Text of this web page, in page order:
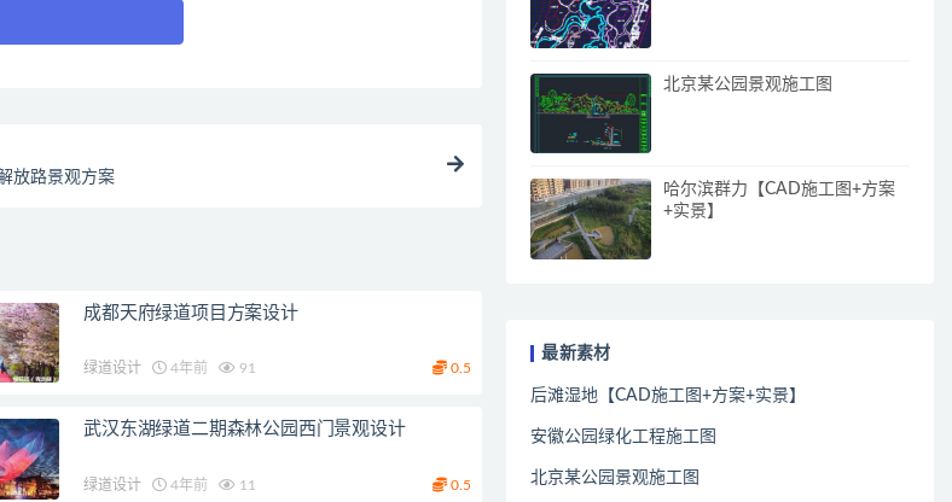
放路景观方案
成都天府绿道项目方案设计
绿道设计 4年前 91 0.5
武汉东湖绿道二期森林公园西门景观设计
绿道设计 4年前 11 0.5
北京某公园景观施工图
哈尔滨群力【CAD施工图+方案
+实景】
最新素材
后滩湿地【CAD施工图+方案+实景】
安徽公园绿化工程施工图
北京某公园景观施工图